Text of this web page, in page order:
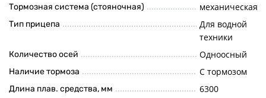
Тормозная система (стояночная) механическая
Тип прицепа
Для водной
техники
Количество осей Одноосный
Наличие тормоза С тормозом
Длина плав. средства, мм 6300